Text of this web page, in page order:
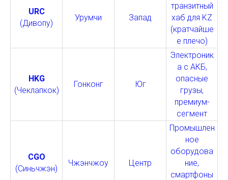
URC
(Дивопу)
Урумчи Запад
транзитный
хаб для KZ
(кратчайше
е плечо)
HKG
(Чеклапкок)
Гонконг Юг
Электроник
а с АКБ,
опасные
грузы,
премиум-
сегмент
CGO
(Синьчжэн)
Чжэнчжоу Центр
Промышлен
ное
оборудова
ние,
смартфоны